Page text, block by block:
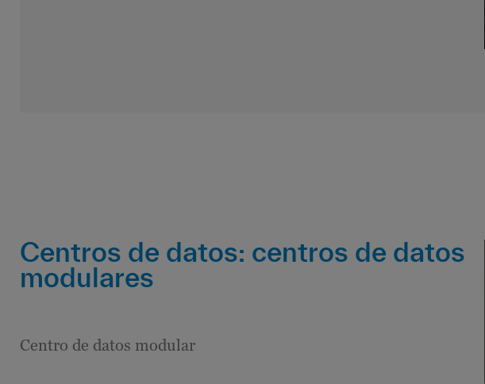
Centros de datos: centros de datos
modulares
Centro de datos modular